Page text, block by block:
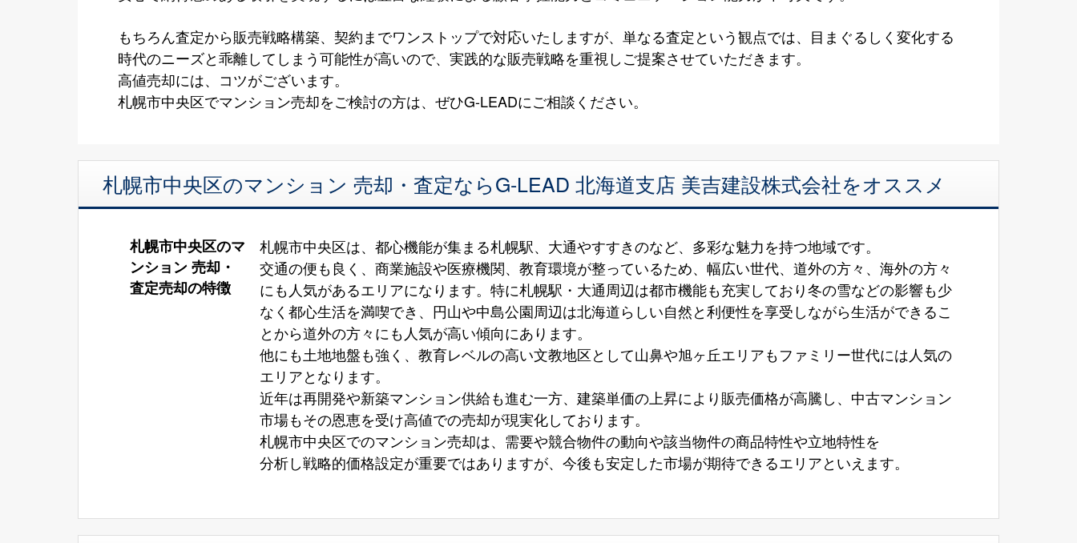
もちろん査定から販売戦略構築、契約までワンストップで対応いたしますが、単なる査定という観点では、目まぐるしく変化する
時代のニーズと乖離してしまう可能性が高いので、実践的な販売戦略を重視しご提案させていただきます。
高値売却には、コツがございます。
札幌市中央区でマンション売却をご検討の方は、ぜひG-LEADにご相談ください。
札幌市中央区のマンション 売却・査定ならG-LEAD 北海道支店 美吉建設株式会社をオススメ
札幌市中央区のマ
ンション 売却・
査定売却の特徴
札幌市中央区は、都心機能が集まる札幌駅、大通やすすきのなど、多彩な魅力を持つ地域です。
交通の便も良く、商業施設や医療機関、教育環境が整っているため、幅広い世代、道外の方々、海外の方々
にも人気があるエリアになります。特に札幌駅・大通周辺は都市機能も充実しており冬の雪などの影響も少
なく都心生活を満喫でき、円山や中島公園周辺は北海道らしい自然と利便性を享受しながら生活ができるこ
とから道外の方々にも人気が高い傾向にあります。
他にも土地地盤も強く、教育レベルの高い文教地区として山鼻や旭ヶ丘エリアもファミリー世代には人気の
エリアとなります。
近年は再開発や新築マンション供給も進む一方、建築単価の上昇により販売価格が高騰し、中古マンション
市場もその恩恵を受け高値での売却が現実化しております。
札幌市中央区でのマンション売却は、需要や競合物件の動向や該当物件の商品特性や立地特性を
分析し戦略的価格設定が重要ではありますが、今後も安定した市場が期待できるエリアといえます。